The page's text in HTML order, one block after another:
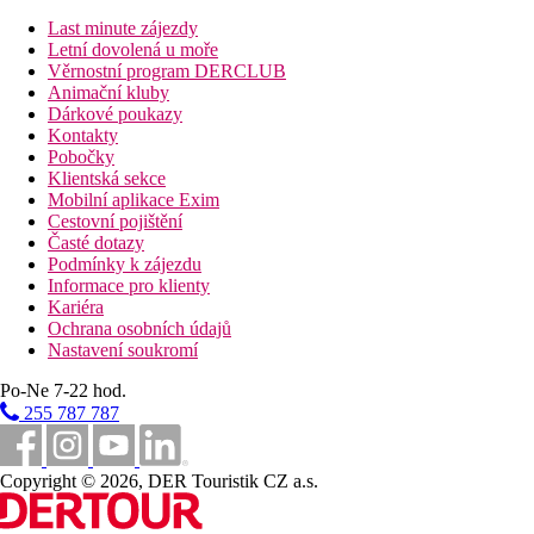
Barcelony je v docházkové vzdálenosti.
Stravování
Ubytování je bez stravování.
Vzdálenosti
18 km
Vzdálenost od nejbližšího letiště
Bazény
Lehátka u bazénu
Slunečníky u bazénu
Fotogalerie
Last minute zájezdy
Letní dovolená u moře
Věrnostní program DERCLUB
Animační kluby
Dárkové poukazy
Kontakty
Pobočky
Klientská sekce
Mobilní aplikace Exim
Cestovní pojištění
Časté dotazy
Podmínky k zájezdu
Informace pro klienty
Kariéra
Ochrana osobních údajů
Nastavení soukromí
Po-Ne 7-22 hod.
255 787 787
Copyright © 2026, DER Touristik CZ a.s.